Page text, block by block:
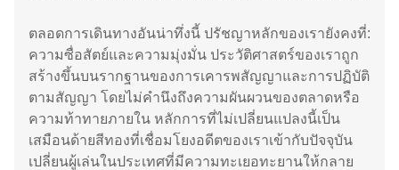
ตลอดการเดินทางอันน่าทึ่งนี้ ปรัชญาหลักของเรายังคงที่:
ความซื่อสัตย์และความมุ่งมั่น ประวัติศาสตร์ของเราถูก
สร้างขึ้นบนรากฐานของการเคารพสัญญาและการปฏิบัติ
ตามสัญญา โดยไม่คำนึงถึงความผันผวนของตลาดหรือ
ความท้าทายภายใน หลักการที่ไม่เปลี่ยนแปลงนี้เป็น
เสมือนด้ายสีทองที่เชื่อมโยงอดีตของเราเข้ากับปัจจุบัน
เปลี่ยนผู้เล่นในประเทศที่มีความทะเยอทะยานให้กลาย